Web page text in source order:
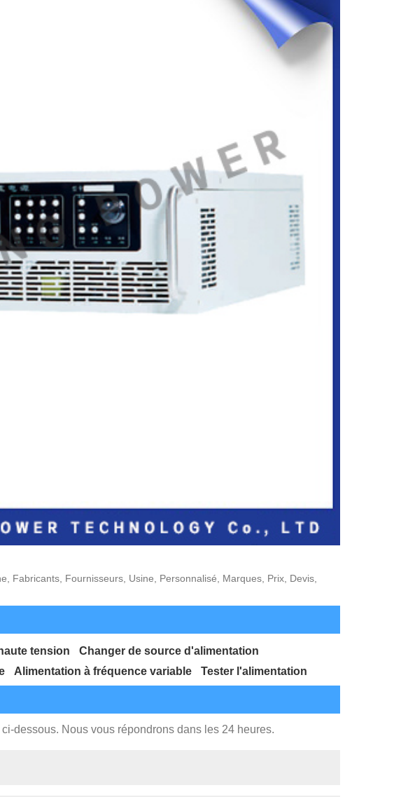
Fabricants, Fournisseurs, Usine, Personnalisé, Marques, Prix, Devis,
tension
Changer de source d'alimentation
Alimentation à fréquence variable Tester l'alimentation
dessous. Nous vous répondrons dans les 24 heures.